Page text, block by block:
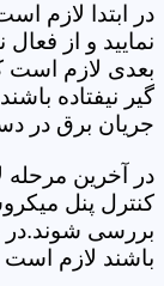
در ابتدا لازم
نمایید و از
بعدی لازم است
گیر نیفتاده
جریان برق در
در آخرین
کنترل پنل
بررسی
باشند لازم